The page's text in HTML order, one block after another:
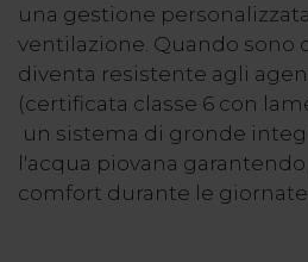
una gestione
ventilazione. Quando sono
diventa resistente agli
(certificata classe 6 con
un sistema di gronde
l'acqua piovana
comfort durante le giornate